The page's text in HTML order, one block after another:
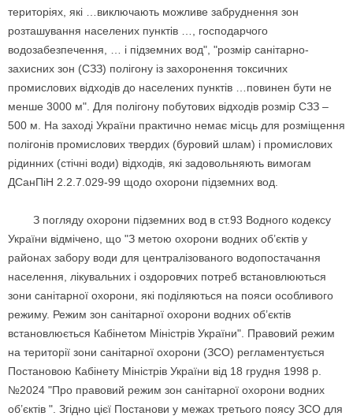
територіях, які …виключають можливе забруднення зон
розташування населених пунктів …, господарчого
водозабезпечення, … і підземних вод", "розмір санітарно-
захисних зон (СЗЗ) полігону із захоронення токсичних
промислових відходів до населених пунктів …повинен бути не
менше 3000 м". Для полігону побутових відходів розмір СЗЗ –
500 м. На заході України практично немає місць для розміщення
полігонів промислових твердих (буровий шлам) і промислових
рідинних (стічні води) відходів, які задовольняють вимогам
ДСанПіН 2.2.7.029-99 щодо охорони підземних вод.
З погляду охорони підземних вод в ст.93 Водного кодексу
України відмічено, що "З метою охорони водних об’єктів у
районах забору води для централізованого водопостачання
населення, лікувальних і оздоровчих потреб встановлюються
зони санітарної охорони, які поділяються на пояси особливого
режиму. Режим зон санітарної охорони водних об’єктів
встановлюється Кабінетом Міністрів України". Правовий режим
на території зони санітарної охорони (ЗСО) регламентується
Постановою Кабінету Міністрів України від 18 грудня 1998 р.
№2024 "Про правовий режим зон санітарної охорони водних
об’єктів ". Згідно цієї Постанови у межах третього поясу ЗСО для